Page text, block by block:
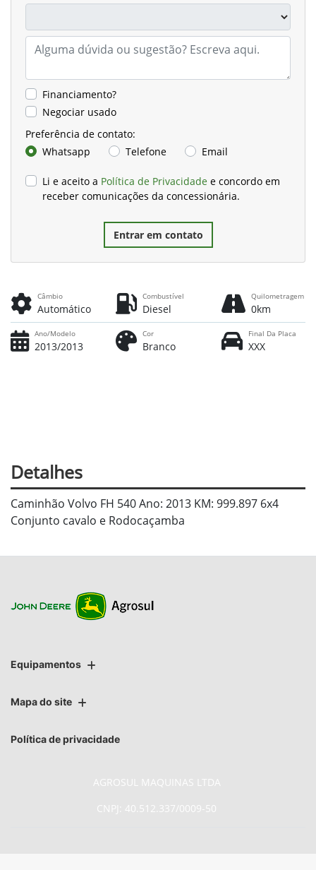
Financiamento?
Negociar usado
Preferência de contato:
Whatsapp
Telefone Email
Li e aceito a Política de Privacidade e concordo em
receber comunicações da concessionária.
Entrar em contato
Câmbio
Automático
Combustível
Diesel
Quilometragem
0km
Ano/Modelo
2013/2013
Cor
Branco
Final Da Placa
XXX
Detalhes
Caminhão Volvo FH 540 Ano: 2013 KM: 999.897 6x4
Conjunto cavalo e Rodocaçamba
Equipamentos
Mapa do site
Política de privacidade
AGROSUL MAQUINAS LTDA
CNPJ: 40.512.337/0009-50